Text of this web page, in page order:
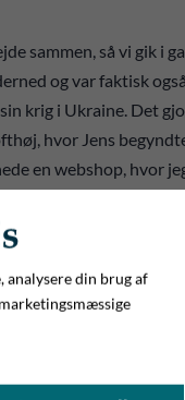
sammen, så vi gik i
og var faktisk
krig i Ukraine. Det
hvor Jens
en webshop, hvor
job ved siden af,
vand over til en
tiden ligger og
spændende mulighed.
analysere din brug af